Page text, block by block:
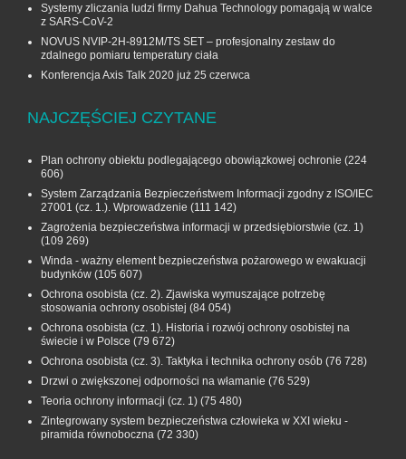
Systemy zliczania ludzi firmy Dahua Technology pomagają w walce
z SARS-CoV-2
NOVUS NVIP-2H-8912M/TS SET – profesjonalny zestaw do
zdalnego pomiaru temperatury ciała
Konferencja Axis Talk 2020 już 25 czerwca
NAJCZĘŚCIEJ CZYTANE
Plan ochrony obiektu podlegającego obowiązkowej ochronie (224
606)
System Zarządzania Bezpieczeństwem Informacji zgodny z ISO/IEC
27001 (cz. 1.). Wprowadzenie (111 142)
Zagrożenia bezpieczeństwa informacji w przedsiębiorstwie (cz. 1)
(109 269)
Winda - ważny element bezpieczeństwa pożarowego w ewakuacji
budynków (105 607)
Ochrona osobista (cz. 2). Zjawiska wymuszające potrzebę
stosowania ochrony osobistej (84 054)
Ochrona osobista (cz. 1). Historia i rozwój ochrony osobistej na
świecie i w Polsce (79 672)
Ochrona osobista (cz. 3). Taktyka i technika ochrony osób (76 728)
Drzwi o zwiększonej odporności na włamanie (76 529)
Teoria ochrony informacji (cz. 1) (75 480)
Zintegrowany system bezpieczeństwa człowieka w XXI wieku -
piramida równoboczna (72 330)